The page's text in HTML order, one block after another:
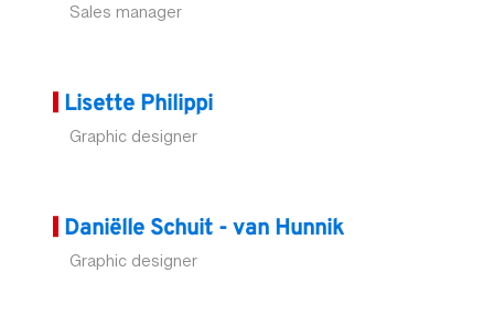
Sales manager
Lisette Philippi
Graphic designer
Daniëlle Schuit - van Hunnik
Graphic designer